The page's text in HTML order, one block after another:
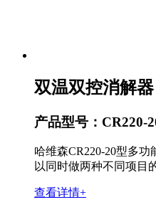
双温双控消解器
产品型号：CR220-
哈维森CR220-20型多
以同时做两种不同项目
查看详情+